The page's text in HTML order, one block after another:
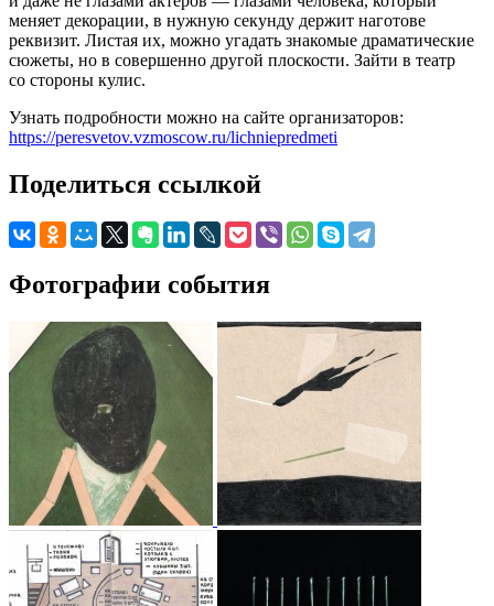
меняет декорации, в нужную секунду держит наготове
реквизит. Листая их, можно угадать знакомые драматические
сюжеты, но в совершенно другой плоскости. Зайти в театр
со стороны кулис.
Узнать подробности можно на сайте организаторов:
https://peresvetov.vzmoscow.ru/lichniepredmeti
Поделиться ссылкой
Фотографии события